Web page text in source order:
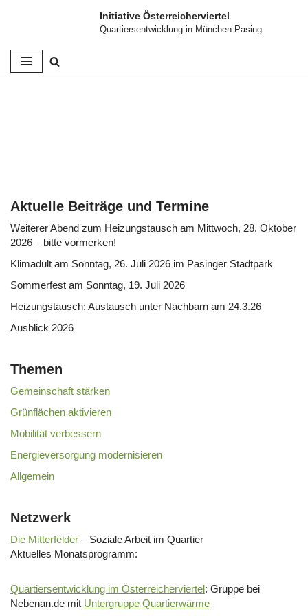
Inhalt
springen
Initiative Österreicherviertel
Quartiersentwicklung in München-Pasing
Aktuelle Beiträge und Termine
Weiterer Abend zum Heizungstausch am Mittwoch, 28. Oktober
2026 – bitte vormerken!
Klimadult am Sonntag, 26. Juli 2026 im Pasinger Stadtpark
Sommerfest am Sonntag, 19. Juli 2026
Heizungstausch: Austausch unter Nachbarn am 24.3.26
Ausblick 2026
Themen
Gemeinschaft stärken
Grünflächen aktivieren
Mobilität verbessern
Energieversorgung modernisieren
Allgemein
Netzwerk
Die Mitterfelder – Soziale Arbeit im Quartier
Aktuelles Monatsprogramm:
Quartiersentwicklung im Österreicherviertel: Gruppe bei
Nebenan.de mit Untergruppe Quartierwärme